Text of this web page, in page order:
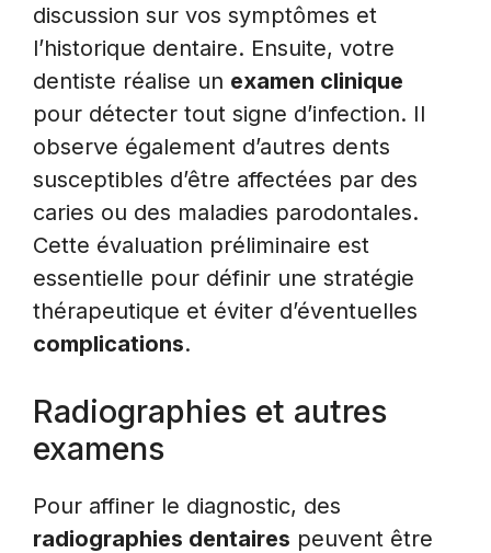
discussion sur vos symptômes et
l’historique dentaire. Ensuite, votre
dentiste réalise un examen clinique
pour détecter tout signe d’infection. Il
observe également d’autres dents
susceptibles d’être affectées par des
caries ou des maladies parodontales.
Cette évaluation préliminaire est
essentielle pour définir une stratégie
thérapeutique et éviter d’éventuelles
complications.
Radiographies et autres
examens
Pour affiner le diagnostic, des
radiographies dentaires peuvent être